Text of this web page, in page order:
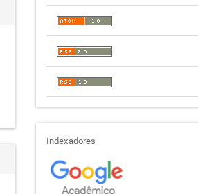
indexadores
Indexadores